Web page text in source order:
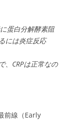
蛋白分解酵素阻
には炎症反応
、CRPは正常なの
前線（Early